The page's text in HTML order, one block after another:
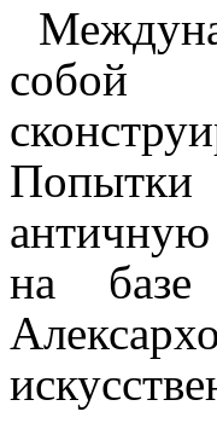
собой
на базе